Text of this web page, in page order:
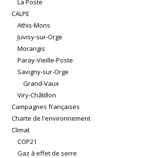
La Poste
CALPE
Athis-Mons
Juvisy-sur-Orge
Morangis
Paray-Vieille-Poste
Savigny-sur-Orge
Grand-Vaux
Viry-Châtillon
Campagnes françaises
Charte de l'environnement
Climat
COP21
Gaz à effet de serre